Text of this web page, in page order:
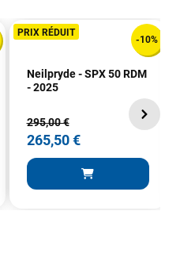
PRIX RÉDUIT
-10%
Neilpryde - SPX 50 RDM
- 2025
295,00 €
265,50 €
il y a un mois